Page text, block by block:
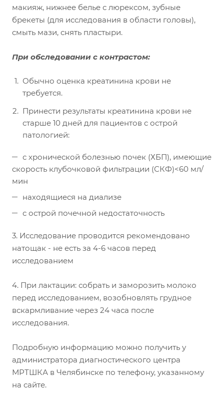
макияж, нижнее белье с люрексом, зубные
брекеты (для исследования в области головы),
смыть мази, снять пластыри.
При обследовании с контрастом:
Обычно оценка креатинина крови не
требуется.
Принести результаты креатинина крови не
старше 10 дней для пациентов с острой
патологией:
с хронической болезнью почек (ХБП), имеющие
скорость клубочковой фильтрации (СКФ)<60 мл/
мин
находящиеся на диализе
с острой почечной недостаточность
3. Исследование проводится рекомендовано
натощак - не есть за 4-6 часов перед
исследованием
4. При лактации: собрать и заморозить молоко
перед исследованием, возобновлять грудное
вскармливание через 24 часа после
исследования.
Подробную информацию можно получить у
администратора диагностического центра
МРТШКА в Челябинске по телефону, указанному
на сайте.